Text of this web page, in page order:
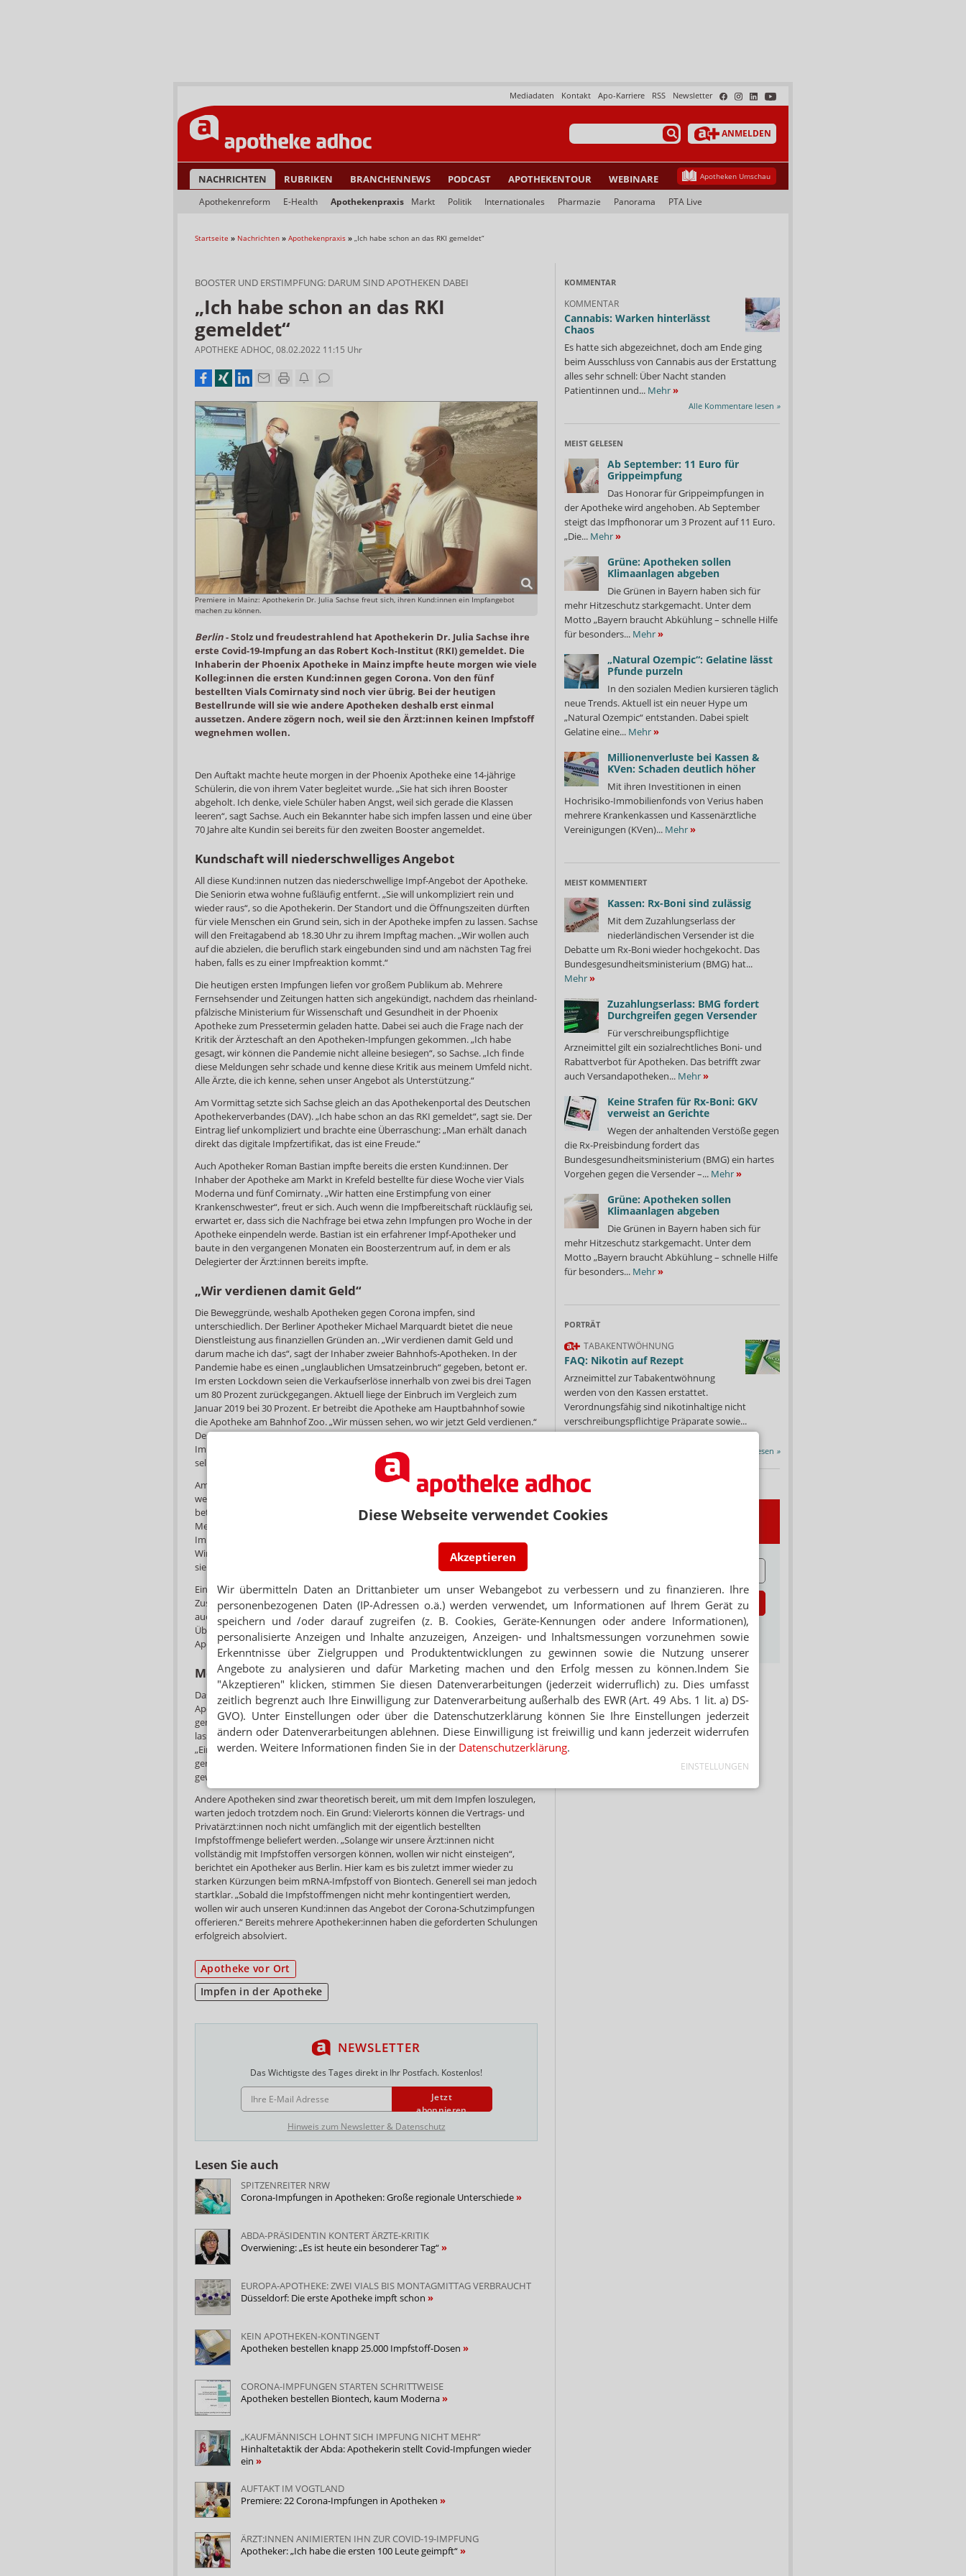
Diese Webseite verwendet Cookies
Akzeptieren
Wir übermitteln Daten an Drittanbieter um unser Webangebot zu verbessern und zu finanzieren. Ihre
personenbezogenen Daten (IP-Adressen o.ä.) werden verwendet, um Informationen auf Ihrem Gerät zu
speichern und /oder darauf zugreifen (z. B. Cookies, Geräte-Kennungen oder andere Informationen),
personalisierte Anzeigen und Inhalte anzuzeigen, Anzeigen- und Inhaltsmessungen vorzunehmen sowie
Erkenntnisse über Zielgruppen und Produktentwicklungen zu gewinnen sowie die Nutzung unserer
Angebote zu analysieren und dafür Marketing machen und den Erfolg messen zu können.Indem Sie
"Akzeptieren" klicken, stimmen Sie diesen Datenverarbeitungen (jederzeit widerruflich) zu. Dies umfasst
zeitlich begrenzt auch Ihre Einwilligung zur Datenverarbeitung außerhalb des EWR (Art. 49 Abs. 1 lit. a) DS-
GVO). Unter Einstellungen oder über die Datenschutzerklärung können Sie Ihre Einstellungen jederzeit
ändern oder Datenverarbeitungen ablehnen. Diese Einwilligung ist freiwillig und kann jederzeit widerrufen
werden. Weitere Informationen finden Sie in der Datenschutzerklärung.
EINSTELLUNGEN
Newsletter
RSS
Apo-Karriere
Kontakt
Mediadaten
ANMELDEN
NACHRICHTEN RUBRIKEN BRANCHENNEWS PODCAST APOTHEKENTOUR WEBINARE Apotheken Umschau
Apothekenreform E-Health Apothekenpraxis Markt Politik Internationales Pharmazie Panorama PTA Live
Startseite » Nachrichten » Apothekenpraxis » „Ich habe schon an das RKI gemeldet“
BOOSTER UND ERSTIMPFUNG: DARUM SIND APOTHEKEN DABEI
„Ich habe schon an das RKI
gemeldet“
APOTHEKE ADHOC, 08.02.2022 11:15 Uhr
Premiere in Mainz: Apothekerin Dr. Julia Sachse freut sich, ihren Kund:innen ein Impfangebot
machen zu können.
Berlin-Stolz und freudestrahlend hat Apothekerin Dr. Julia Sachse ihre
erste Covid-19-Impfung an das Robert Koch-Institut (RKI) gemeldet. Die
Inhaberin der Phoenix Apotheke in Mainz impfte heute morgen wie viele
Kolleg:innen die ersten Kund:innen gegen Corona. Von den fünf
bestellten Vials Comirnaty sind noch vier übrig. Bei der heutigen
Bestellrunde will sie wie andere Apotheken deshalb erst einmal
aussetzen. Andere zögern noch, weil sie den Ärzt:innen keinen Impfstoff
wegnehmen wollen.
Den Auftakt machte heute morgen in der Phoenix Apotheke eine 14-jährige
Schülerin, die von ihrem Vater begleitet wurde. „Sie hat sich ihren Booster
abgeholt. Ich denke, viele Schüler haben Angst, weil sich gerade die Klassen
leeren“, sagt Sachse. Auch ein Bekannter habe sich impfen lassen und eine über
70 Jahre alte Kundin sei bereits für den zweiten Booster angemeldet.
Kundschaft will niederschwelliges Angebot
All diese Kund:innen nutzen das niederschwellige Impf-Angebot der Apotheke.
Die Seniorin etwa wohne fußläufig entfernt. „Sie will unkompliziert rein und
wieder raus“, so die Apothekerin. Der Standort und die Öffnungszeiten dürften
für viele Menschen ein Grund sein, sich in der Apotheke impfen zu lassen. Sachse
will den Freitagabend ab 18.30 Uhr zu ihrem Impftag machen. „Wir wollen auch
auf die abzielen, die beruflich stark eingebunden sind und am nächsten Tag frei
haben, falls es zu einer Impfreaktion kommt.“
Die heutigen ersten Impfungen liefen vor großem Publikum ab. Mehrere
Fernsehsender und Zeitungen hatten sich angekündigt, nachdem das rheinland-
pfälzische Ministerium für Wissenschaft und Gesundheit in der Phoenix
Apotheke zum Pressetermin geladen hatte. Dabei sei auch die Frage nach der
Kritik der Ärzteschaft an den Apotheken-Impfungen gekommen. „Ich habe
gesagt, wir können die Pandemie nicht alleine besiegen“, so Sachse. „Ich finde
diese Meldungen sehr schade und kenne diese Kritik aus meinem Umfeld nicht.
Alle Ärzte, die ich kenne, sehen unser Angebot als Unterstützung.“
Am Vormittag setzte sich Sachse gleich an das Apothekenportal des Deutschen
Apothekerverbandes (DAV). „Ich habe schon an das RKI gemeldet“, sagt sie. Der
Eintrag lief unkompliziert und brachte eine Überraschung: „Man erhält danach
direkt das digitale Impfzertifikat, das ist eine Freude.“
Auch Apotheker Roman Bastian impfte bereits die ersten Kund:innen. Der
Inhaber der Apotheke am Markt in Krefeld bestellte für diese Woche vier Vials
Moderna und fünf Comirnaty. „Wir hatten eine Erstimpfung von einer
Krankenschwester“, freut er sich. Auch wenn die Impfbereitschaft rückläufig sei,
erwartet er, dass sich die Nachfrage bei etwa zehn Impfungen pro Woche in der
Apotheke einpendeln werde. Bastian ist ein erfahrener Impf-Apotheker und
baute in den vergangenen Monaten ein Boosterzentrum auf, in dem er als
Delegierter der Ärzt:innen bereits impfte.
„Wir verdienen damit Geld“
Die Beweggründe, weshalb Apotheken gegen Corona impfen, sind
unterschiedlich. Der Berliner Apotheker Michael Marquardt bietet die neue
Dienstleistung aus finanziellen Gründen an. „Wir verdienen damit Geld und
darum mache ich das“, sagt der Inhaber zweier Bahnhofs-Apotheken. In der
Pandemie habe es einen „unglaublichen Umsatzeinbruch“ gegeben, betont er.
Im ersten Lockdown seien die Verkaufserlöse innerhalb von zwei bis drei Tagen
um 80 Prozent zurückgegangen. Aktuell liege der Einbruch im Vergleich zum
Januar 2019 bei 30 Prozent. Er betreibt die Apotheke am Hauptbahnhof sowie
die Apotheke am Bahnhof Zoo. „Wir müssen sehen, wo wir jetzt Geld verdienen.“
Deshalb setze er auf zusätzliche Einnahmequellen wie die Erstellung digitaler
Impfzertifikate und Masken- und Schnelltestverkäufe. „Testungen machen wir
selber nicht, weil wir die Vorschriften für die Räume nicht erfüllen können.“
Am Donnerstag will er die ersten Kund:innen gegen Covid-19 impfen. Zwei
weitere angestellte Approbierte seien entsprechend geschult. Marquardt
beteiligt sich am Grippeimpfungs-Modellprojekt und impfte dafür bereits 140
Menschen. Gegen Corona sind zunächst 36 Impfungen mit dem Biontech-
Impfstoff geplant. „Wir verimpfen das erstmal und bestellen diese Woche nichts.
Wir wollen uns ersteinmal einfinden.“ Als Zielgruppe für die Covid-19-Impfung
sieht er vor allem Berufsstätige, die in der Nähe arbeiten.
Eine Center-Apotheke legt heute auch offiziell los. Bislang wurde in
Zusammenarbeit mit Ärzt:innen bereits ein kleines Impfzentrum betrieben –
auch die Pharmazeut:innen haben dort unter Anleitung schon geimpft. Aus
Überzeugung habe man sich zusammengeschlossen, berichtet der
Apothekenleiter. Ab heute kann die Apotheke also auch selbst abrechnen.
Menschen kommen spontan vorbei
Dass zusätzliche Impfangebote für die Kampagne etwas bringen, hat der
Apothekenleiter schon selbst erfahren. Nachdem im Center eine Durchsage
gemacht wurde, hatten sich allein an einem Samstag 100 Menschen dort impfen
lassen – und das, obwohl ein Impfcenter der Stadt in unmittelbarer Nähe ist.
„Ein Mann ist mit seinem Sohn spontan vorbeigekommen, weil seine Frau
gerade shoppen war.“ In etwa 20 Prozent der Fälle seien es sogar Erstimpfungen
gewesen.
Andere Apotheken sind zwar theoretisch bereit, um mit dem Impfen loszulegen,
warten jedoch trotzdem noch. Ein Grund: Vielerorts können die Vertrags- und
Privatärzt:innen noch nicht umfänglich mit der eigentlich bestellten
Impfstoffmenge beliefert werden. „Solange wir unsere Ärzt:innen nicht
vollständig mit Impfstoffen versorgen können, wollen wir nicht einsteigen“,
berichtet ein Apotheker aus Berlin. Hier kam es bis zuletzt immer wieder zu
starken Kürzungen beim mRNA-Imfpstoff von Biontech. Generell sei man jedoch
startklar. „Sobald die Impfstoffmengen nicht mehr kontingentiert werden,
wollen wir auch unseren Kund:innen das Angebot der Corona-Schutzimpfungen
offerieren.“ Bereits mehrere Apotheker:innen haben die geforderten Schulungen
erfolgreich absolviert.
Apotheke vor Ort
Impfen in der Apotheke
NEWSLETTER
Das Wichtigste des Tages direkt in Ihr Postfach. Kostenlos!
E-MAIL ADRESSE
Jetzt
abonnieren
Hinweis zum Newsletter & Datenschutz
Lesen Sie auch
SPITZENREITER NRW
Corona-Impfungen in Apotheken: Große regionale Unterschiede
ABDA-PRÄSIDENTIN KONTERT ÄRZTE-KRITIK
Overwiening: „Es ist heute ein besonderer Tag“
EUROPA-APOTHEKE: ZWEI VIALS BIS MONTAGMITTAG VERBRAUCHT
Düsseldorf: Die erste Apotheke impft schon
KEIN APOTHEKEN-KONTINGENT
Apotheken bestellen knapp 25.000 Impfstoff-Dosen
CORONA-IMPFUNGEN STARTEN SCHRITTWEISE
Apotheken bestellen Biontech, kaum Moderna
„KAUFMÄNNISCH LOHNT SICH IMPFUNG NICHT MEHR“
Hinhaltetaktik der Abda: Apothekerin stellt Covid-Impfungen wieder
ein
AUFTAKT IM VOGTLAND
Premiere: 22 Corona-Impfungen in Apotheken
ÄRZT:INNEN ANIMIERTEN IHN ZUR COVID-19-IMPFUNG
Apotheker: „Ich habe die ersten 100 Leute geimpft“
KOMMENTAR
KOMMENTAR
Cannabis: Warken hinterlässt
Chaos
Es hatte sich abgezeichnet, doch am Ende ging
beim Ausschluss von Cannabis aus der Erstattung
alles sehr schnell: Über Nacht standen
Patientinnen und... Mehr»
Alle Kommentare lesen »
MEIST GELESEN
Ab September: 11 Euro für
Grippeimpfung
Das Honorar für Grippeimpfungen in
der Apotheke wird angehoben. Ab September
steigt das Impfhonorar um 3 Prozent auf 11 Euro.
„Die... Mehr»
Grüne: Apotheken sollen
Klimaanlagen abgeben
Die Grünen in Bayern haben sich für
mehr Hitzeschutz starkgemacht. Unter dem
Motto „Bayern braucht Abkühlung – schnelle Hilfe
für besonders... Mehr»
„Natural Ozempic“: Gelatine lässt
Pfunde purzeln
In den sozialen Medien kursieren täglich
neue Trends. Aktuell ist ein neuer Hype um
„Natural Ozempic“ entstanden. Dabei spielt
Gelatine eine... Mehr»
Millionenverluste bei Kassen &
KVen: Schaden deutlich höher
Mit ihren Investitionen in einen
Hochrisiko-Immobilienfonds von Verius haben
mehrere Krankenkassen und Kassenärztliche
Vereinigungen (KVen)... Mehr»
MEIST KOMMENTIERT
Kassen: Rx-Boni sind zulässig
Mit dem Zuzahlungserlass der
niederländischen Versender ist die
Debatte um Rx-Boni wieder hochgekocht. Das
Bundesgesundheitsministerium (BMG) hat...
Mehr»
Zuzahlungserlass: BMG fordert
Durchgreifen gegen Versender
Für verschreibungspflichtige
Arzneimittel gilt ein sozialrechtliches Boni- und
Rabattverbot für Apotheken. Das betrifft zwar
auch Versandapotheken... Mehr»
Keine Strafen für Rx-Boni: GKV
verweist an Gerichte
Wegen der anhaltenden Verstöße gegen
die Rx-Preisbindung fordert das
Bundesgesundheitsministerium (BMG) ein hartes
Vorgehen gegen die Versender –... Mehr»
Grüne: Apotheken sollen
Klimaanlagen abgeben
Die Grünen in Bayern haben sich für
mehr Hitzeschutz starkgemacht. Unter dem
Motto „Bayern braucht Abkühlung – schnelle Hilfe
für besonders... Mehr»
PORTRÄT
TABAKENTWÖHNUNG
FAQ: Nikotin auf Rezept
Arzneimittel zur Tabakentwöhnung
werden von den Kassen erstattet.
Verordnungsfähig sind nikotinhaltige nicht
verschreibungspflichtige Präparate sowie...
Mehr»
Alle Porträts lesen »
Jetzt abonnieren
Hinweis zum Newsletter &
Datenschutz